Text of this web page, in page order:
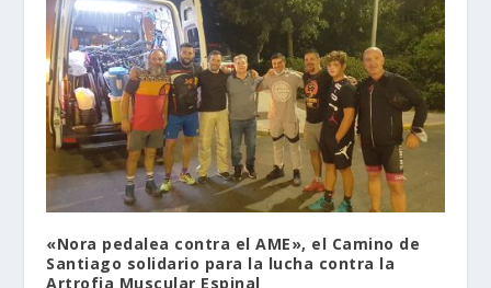
«Nora pedalea contra el AME», el Camino de
Santiago solidario para la lucha contra la
Artrofia Muscular Espinal